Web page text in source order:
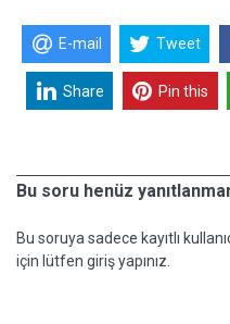
E-mail Tweet
Share Pin this
Bu soru henüz
Bu soruya sadece kayıtlı
için lütfen giriş yapınız.